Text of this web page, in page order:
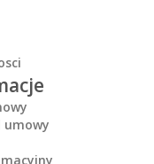
umowy